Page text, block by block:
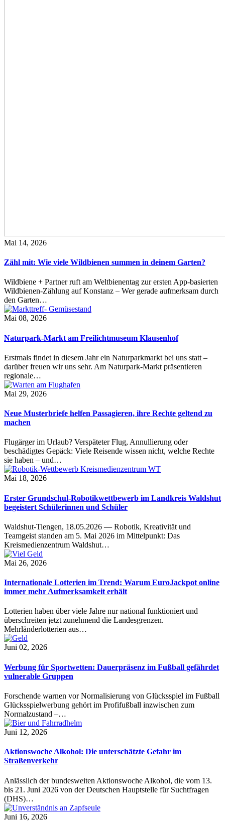
Mai 14, 2026
Zähl mit: Wie viele Wildbienen summen in deinem Garten?
Wildbiene + Partner ruft am Weltbienentag zur ersten App-basierten
Wildbienen-Zählung auf Konstanz – Wer gerade aufmerksam durch
den Garten…
Mai 08, 2026
Naturpark-Markt am Freilichtmuseum Klausenhof
Erstmals findet in diesem Jahr ein Naturparkmarkt bei uns statt –
darüber freuen wir uns sehr. Am Naturpark-Markt präsentieren
regionale…
Mai 29, 2026
Neue Musterbriefe helfen Passagieren, ihre Rechte geltend zu
machen
Flugärger im Urlaub? Verspäteter Flug, Annullierung oder
beschädigtes Gepäck: Viele Reisende wissen nicht, welche Rechte
sie haben – und…
Mai 18, 2026
Erster Grundschul-Robotikwettbewerb im Landkreis Waldshut
begeistert Schülerinnen und Schüler
Waldshut-Tiengen, 18.05.2026 — Robotik, Kreativität und
Teamgeist standen am 5. Mai 2026 im Mittelpunkt: Das
Kreismedienzentrum Waldshut…
Mai 26, 2026
Internationale Lotterien im Trend: Warum EuroJackpot online
immer mehr Aufmerksamkeit erhält
Lotterien haben über viele Jahre nur national funktioniert und
überschreiten jetzt zunehmend die Landesgrenzen.
Mehrländerlotterien aus…
Juni 02, 2026
Werbung für Sportwetten: Dauerpräsenz im Fußball gefährdet
vulnerable Gruppen
Forschende warnen vor Normalisierung von Glücksspiel im Fußball
Glücksspielwerbung gehört im Profifußball inzwischen zum
Normalzustand –…
Juni 12, 2026
Aktionswoche Alkohol: Die unterschätzte Gefahr im
Straßenverkehr
Anlässlich der bundesweiten Aktionswoche Alkohol, die vom 13.
bis 21. Juni 2026 von der Deutschen Hauptstelle für Suchtfragen
(DHS)…
Juni 16, 2026